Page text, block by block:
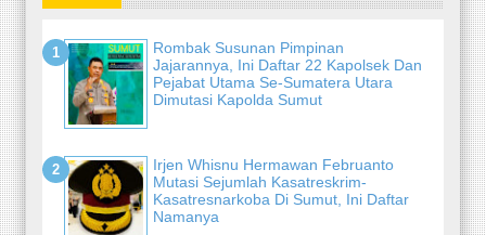
Rombak Susunan Pimpinan
Jajarannya, Ini Daftar 22 Kapolsek Dan
Pejabat Utama Se-Sumatera Utara
Dimutasi Kapolda Sumut
Irjen Whisnu Hermawan Februanto
Mutasi Sejumlah Kasatreskrim-
Kasatresnarkoba Di Sumut, Ini Daftar
Namanya